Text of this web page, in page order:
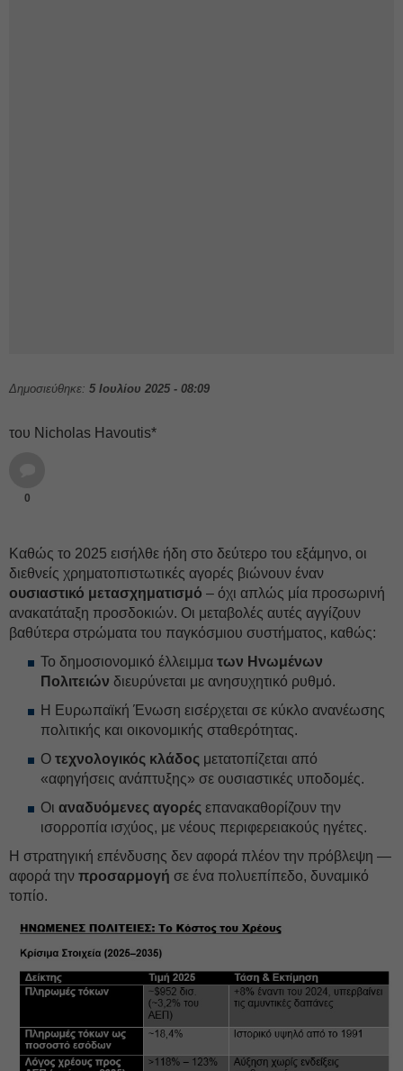
Δημοσιεύθηκε: 5 Ιουλίου 2025 - 08:09
του Nicholas Havoutis*
0
Καθώς το 2025 εισήλθε ήδη στο δεύτερο του εξάμηνο, οι
διεθνείς χρηματοπιστωτικές αγορές βιώνουν έναν
ουσιαστικό μετασχηματισμό – όχι απλώς μία προσωρινή
ανακατάταξη προσδοκιών. Οι μεταβολές αυτές αγγίζουν
βαθύτερα στρώματα του παγκόσμιου συστήματος, καθώς:
Το δημοσιονομικό έλλειμμα των Ηνωμένων
Πολιτειών διευρύνεται με ανησυχητικό ρυθμό.
Η Ευρωπαϊκή Ένωση εισέρχεται σε κύκλο ανανέωσης
πολιτικής και οικονομικής σταθερότητας.
Ο τεχνολογικός κλάδος μετατοπίζεται από
«αφηγήσεις ανάπτυξης» σε ουσιαστικές υποδομές.
Οι αναδυόμενες αγορές επανακαθορίζουν την
ισορροπία ισχύος, με νέους περιφερειακούς ηγέτες.
Η στρατηγική επένδυσης δεν αφορά πλέον την πρόβλεψη —
αφορά την προσαρμογή σε ένα πολυεπίπεδο, δυναμικό
τοπίο.